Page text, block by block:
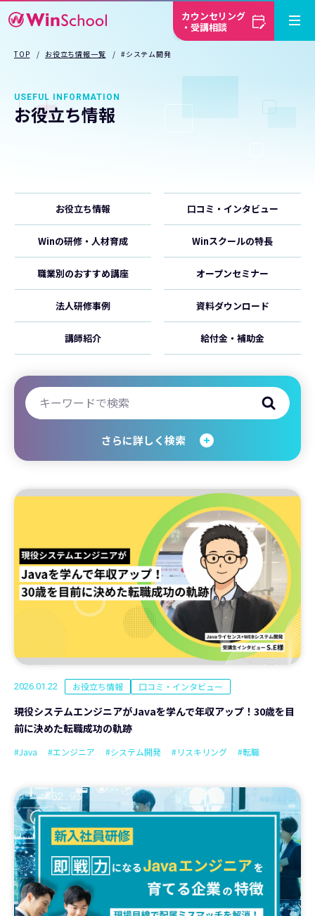
カウンセリング
・受講相談
TOP お役立ち情報一覧 #システム開発
USEFUL INFORMATION
お役立ち情報
お役立ち情報 口コミ・インタビュー
Winの研修・人材育成 Winスクールの特長
職業別のおすすめ講座 オープンセミナー
法人研修事例 資料ダウンロード
講師紹介 給付金・補助金
さらに詳しく検索
2026.01.22 お役立ち情報 口コミ・インタビュー
現役システムエンジニアがJavaを学んで年収アップ！30歳を目
前に決めた転職成功の軌跡
#Java #エンジニア #システム開発 #リスキリング #転職